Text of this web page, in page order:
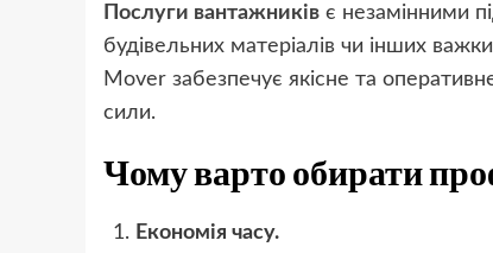
Послуги вантажників є незамінними
будівельних матеріалів чи інших
Mover забезпечує якісне та
сили.
Чому варто обирати
Економія часу.